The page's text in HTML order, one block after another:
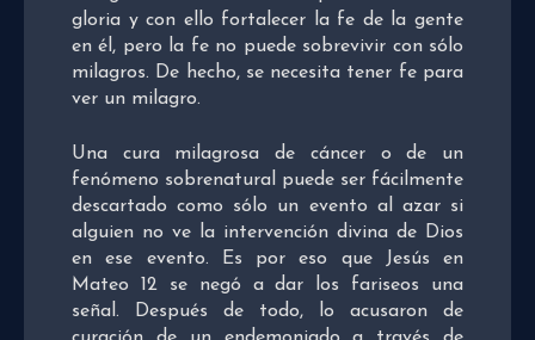
gloria y con ello fortalecer la fe de la gente
en él, pero la fe no puede sobrevivir con sólo
milagros. De hecho, se necesita tener fe para
ver un milagro.
Una cura milagrosa de cáncer o de un
fenómeno sobrenatural puede ser fácilmente
descartado como sólo un evento al azar si
alguien no ve la intervención divina de Dios
en ese evento. Es por eso que Jesús en
Mateo 12 se negó a dar los fariseos una
señal. Después de todo, lo acusaron de